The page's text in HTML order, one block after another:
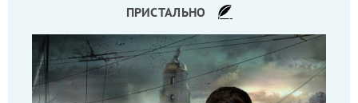
ПРИСТАЛЬНО